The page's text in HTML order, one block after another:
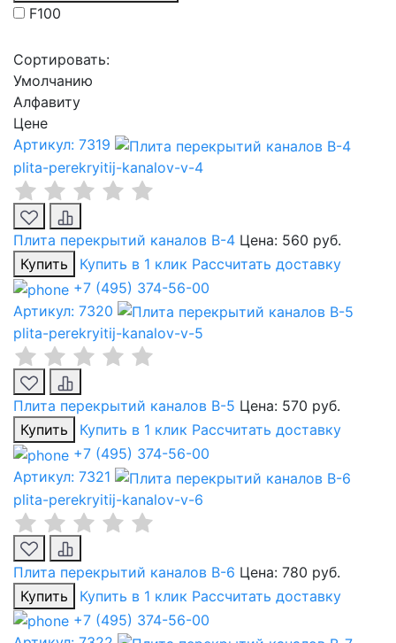
F100
Сортировать:
Умолчанию
Алфавиту
Цене
Артикул: 7319
plita-perekryitij-kanalov-v-4
Плита перекрытий каналов В-4 Цена: 560 руб.
Купить
Купить в 1 клик Рассчитать доставку
+7 (495) 374-56-00
Артикул: 7320
plita-perekryitij-kanalov-v-5
Плита перекрытий каналов В-5 Цена: 570 руб.
Купить
Купить в 1 клик Рассчитать доставку
+7 (495) 374-56-00
Артикул: 7321
plita-perekryitij-kanalov-v-6
Плита перекрытий каналов В-6 Цена: 780 руб.
Купить
Купить в 1 клик Рассчитать доставку
+7 (495) 374-56-00